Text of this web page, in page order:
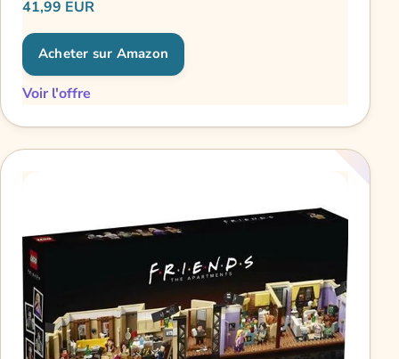
41,99 EUR
Acheter sur Amazon
Voir l'offre